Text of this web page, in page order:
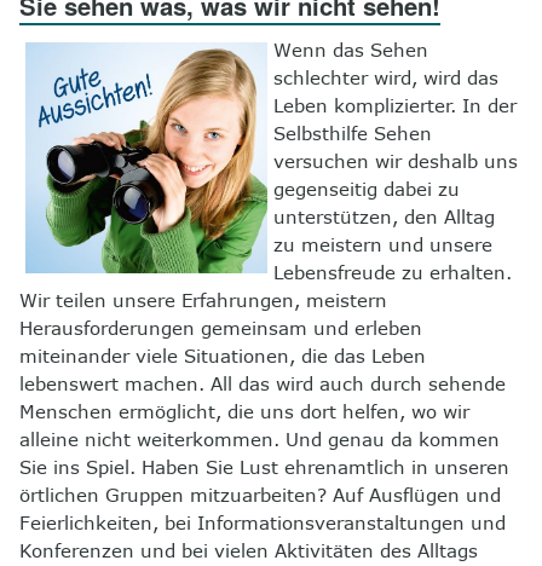
8
Kontakt
Wenn das Sehen
schlechter wird, wird das
Leben komplizierter. In der
Selbsthilfe Sehen
versuchen wir deshalb uns
gegenseitig dabei zu
unterstützen, den Alltag
zu meistern und unsere
Lebensfreude zu erhalten.
Wir teilen unsere Erfahrungen, meistern
Herausforderungen gemeinsam und erleben
miteinander viele Situationen, die das Leben
lebenswert machen. All das wird auch durch sehende
Menschen ermöglicht, die uns dort helfen, wo wir
alleine nicht weiterkommen. Und genau da kommen
Sie ins Spiel. Haben Sie Lust ehrenamtlich in unseren
örtlichen Gruppen mitzuarbeiten? Auf Ausflügen und
Feierlichkeiten, bei Informationsveranstaltungen und
Konferenzen und bei vielen Aktivitäten des Alltags